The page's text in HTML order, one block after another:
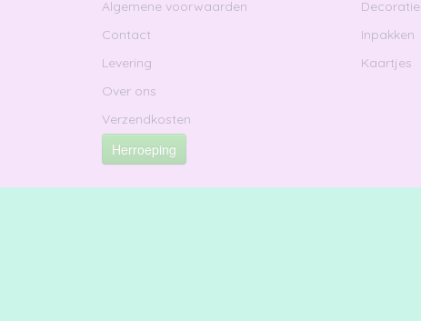
Algemene voorwaarden
Contact
Levering
Over ons
Verzendkosten
Herroeping
Decoratie
Inpakken
Kaartjes